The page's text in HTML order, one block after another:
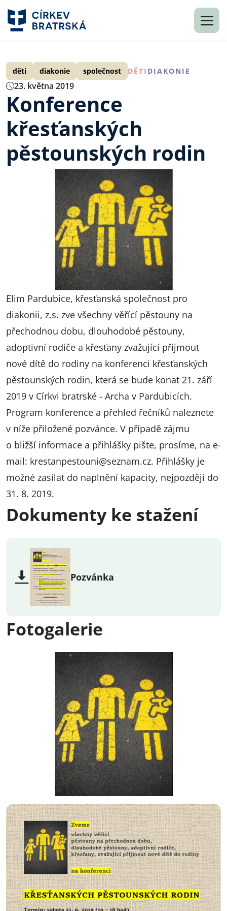
děti diakonie společnost DĚTI DIAKONIE
23. května 2019
Konference
křesťanských
pěstounských rodin
Elim Pardubice, křesťanská společnost pro
diakonii, z.s. zve všechny věřící pěstouny na
přechodnou dobu, dlouhodobé pěstouny,
adoptivní rodiče a křesťany zvažující přijmout
nové dítě do rodiny na konferenci křesťanských
pěstounských rodin, která se bude konat 21. září
2019 v Církvi bratrské - Archa v Pardubicích.
Program konference a přehled řečníků naleznete
v níže přiložené pozvánce. V případě zájmu
o bližší informace a přihlášky pište, prosíme, na e-
mail: krestanpestouni@seznam.cz. Přihlášky je
možné zasílat do naplnění kapacity, nejpozději do
31. 8. 2019.
Dokumenty ke stažení
Pozvánka
Fotogalerie